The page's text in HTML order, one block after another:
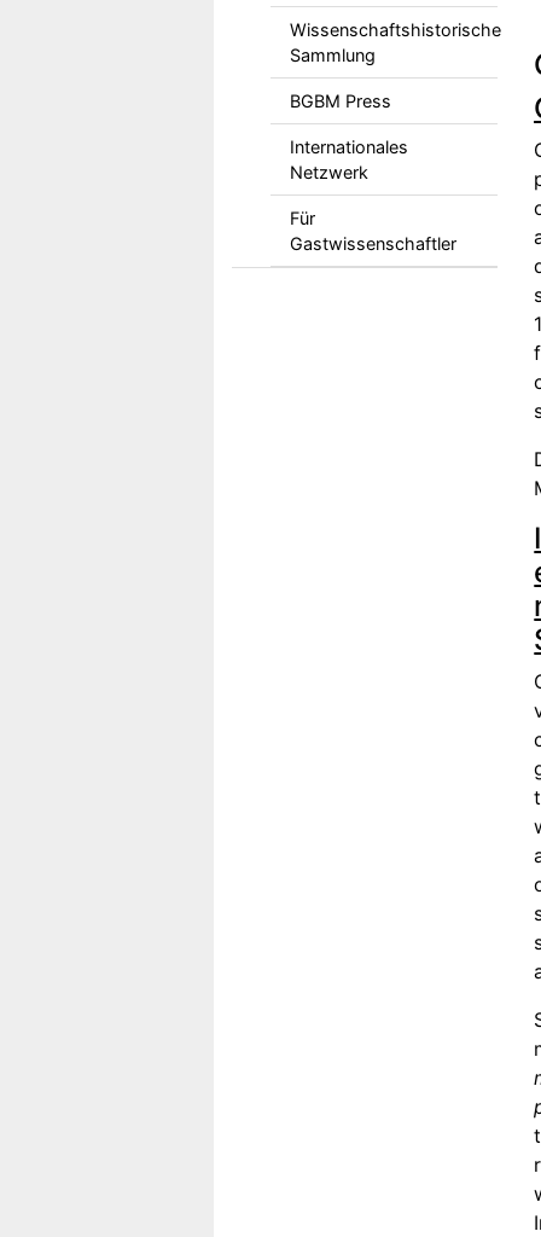
Wissenschaftshistorische
Sammlung
BGBM Press
Internationales
Netzwerk
Für
Gastwissenschaftler